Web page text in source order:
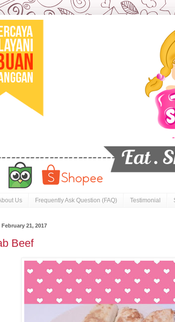
Us Frequently Ask Question (FAQ) Testimonial
February 21, 2017
Beef